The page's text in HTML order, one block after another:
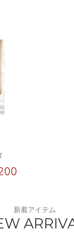
新着アイテム